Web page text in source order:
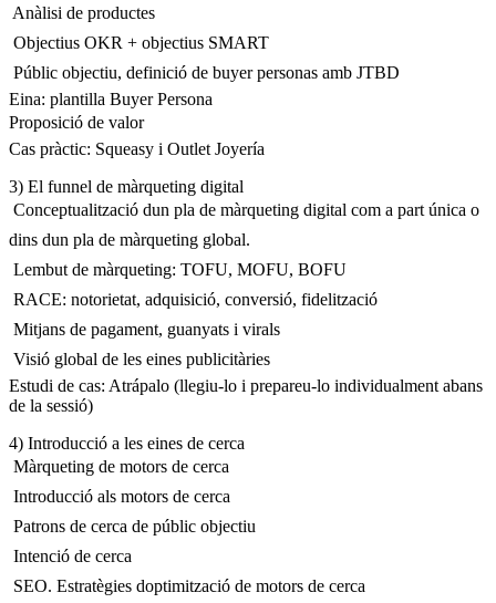
 Anàlisi de productes
 Objectius OKR + objectius SMART
 Públic objectiu, definició de buyer personas amb JTBD
Eina: plantilla Buyer Persona
Proposició de valor
Cas pràctic: Squeasy i Outlet Joyería
3) El funnel de màrqueting digital
 Conceptualització dun pla de màrqueting digital com a part única o
dins dun pla de màrqueting global.
 Lembut de màrqueting: TOFU, MOFU, BOFU
 RACE: notorietat, adquisició, conversió, fidelització
 Mitjans de pagament, guanyats i virals
 Visió global de les eines publicitàries
Estudi de cas: Atrápalo (llegiu-lo i prepareu-lo individualment abans
de la sessió)
4) Introducció a les eines de cerca
 Màrqueting de motors de cerca
 Introducció als motors de cerca
 Patrons de cerca de públic objectiu
 Intenció de cerca
 SEO. Estratègies doptimització de motors de cerca